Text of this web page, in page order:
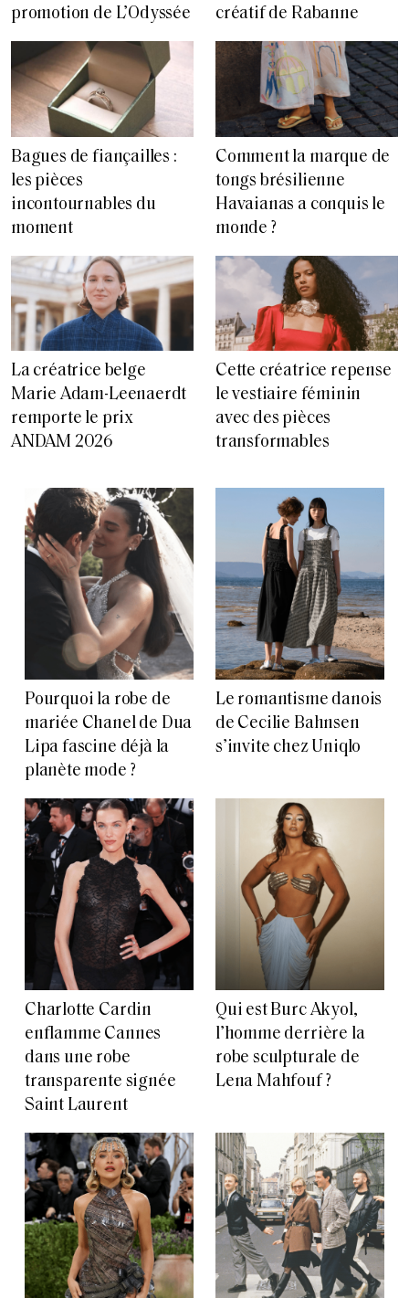
promotion de L’Odyssée créatif de Rabanne
Bagues de fiançailles :
les pièces
incontournables du
moment
Comment la marque de
tongs brésilienne
Havaianas a conquis le
monde ?
La créatrice belge
Marie Adam-Leenaerdt
remporte le prix
ANDAM 2026
Cette créatrice repense
le vestiaire féminin
avec des pièces
transformables
Pourquoi la robe de
mariée Chanel de Dua
Lipa fascine déjà la
planète mode ?
Le romantisme danois
de Cecilie Bahnsen
s’invite chez Uniqlo
Charlotte Cardin
enflamme Cannes
dans une robe
transparente signée
Saint Laurent
Qui est Burc Akyol,
l’homme derrière la
robe sculpturale de
Lena Mahfouf ?